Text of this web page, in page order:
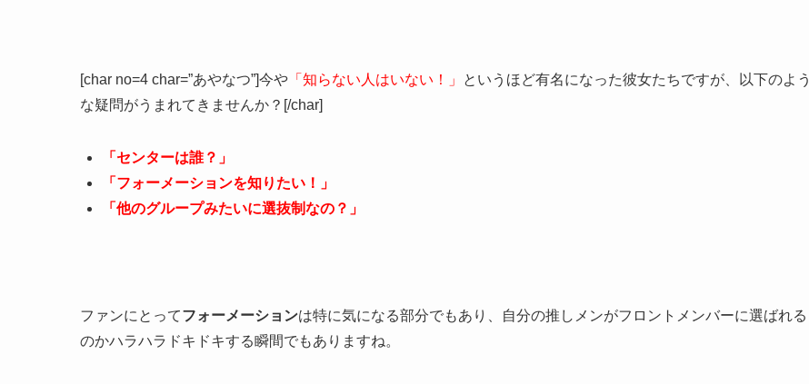
[char no=4 char=”あやなつ”]今や 「知らない人はいない！」
というほど有名になった彼女たちですが、以下のよう
な疑問がうまれてきませんか？[/char]
「センターは誰？」
「フォーメーションを知りたい！」
「他のグループみたいに選抜制なの？」
ファンにとってフォーメーションは特に気になる部分でもあり、自分の推しメンがフロントメンバーに選ばれる
のかハラハラドキドキする瞬間でもありますね。